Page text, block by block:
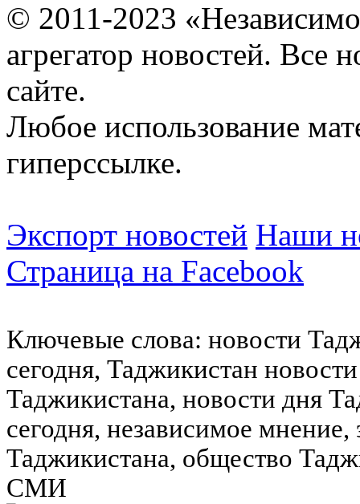
© 2011-2023
агрегатор новостей. Все
сайте.
Любое использование
гиперссылке.
Экспорт новостей Наши
Страница на Facebook
Ключевые слова: новости
сегодня, Таджикистан
Таджикистана, новости дня
сегодня, независимое
Таджикистана, общество
СМИ